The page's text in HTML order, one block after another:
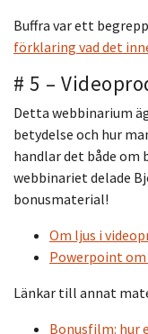
Buffra var ett
förklaring vad det
# 5 –
Detta webbinarium
betydelse och hur
handlar det både
webbinariet delade
bonusmaterial!
Om ljus i
Powerpoint
Länkar till annat
Bonusfilm: hur